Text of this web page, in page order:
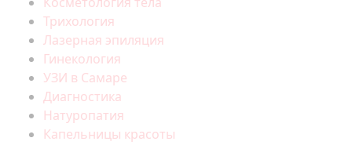
Трихология
Лазерная эпиляция
Гинекология
УЗИ в Самаре
Диагностика
Натуропатия
Капельницы красоты